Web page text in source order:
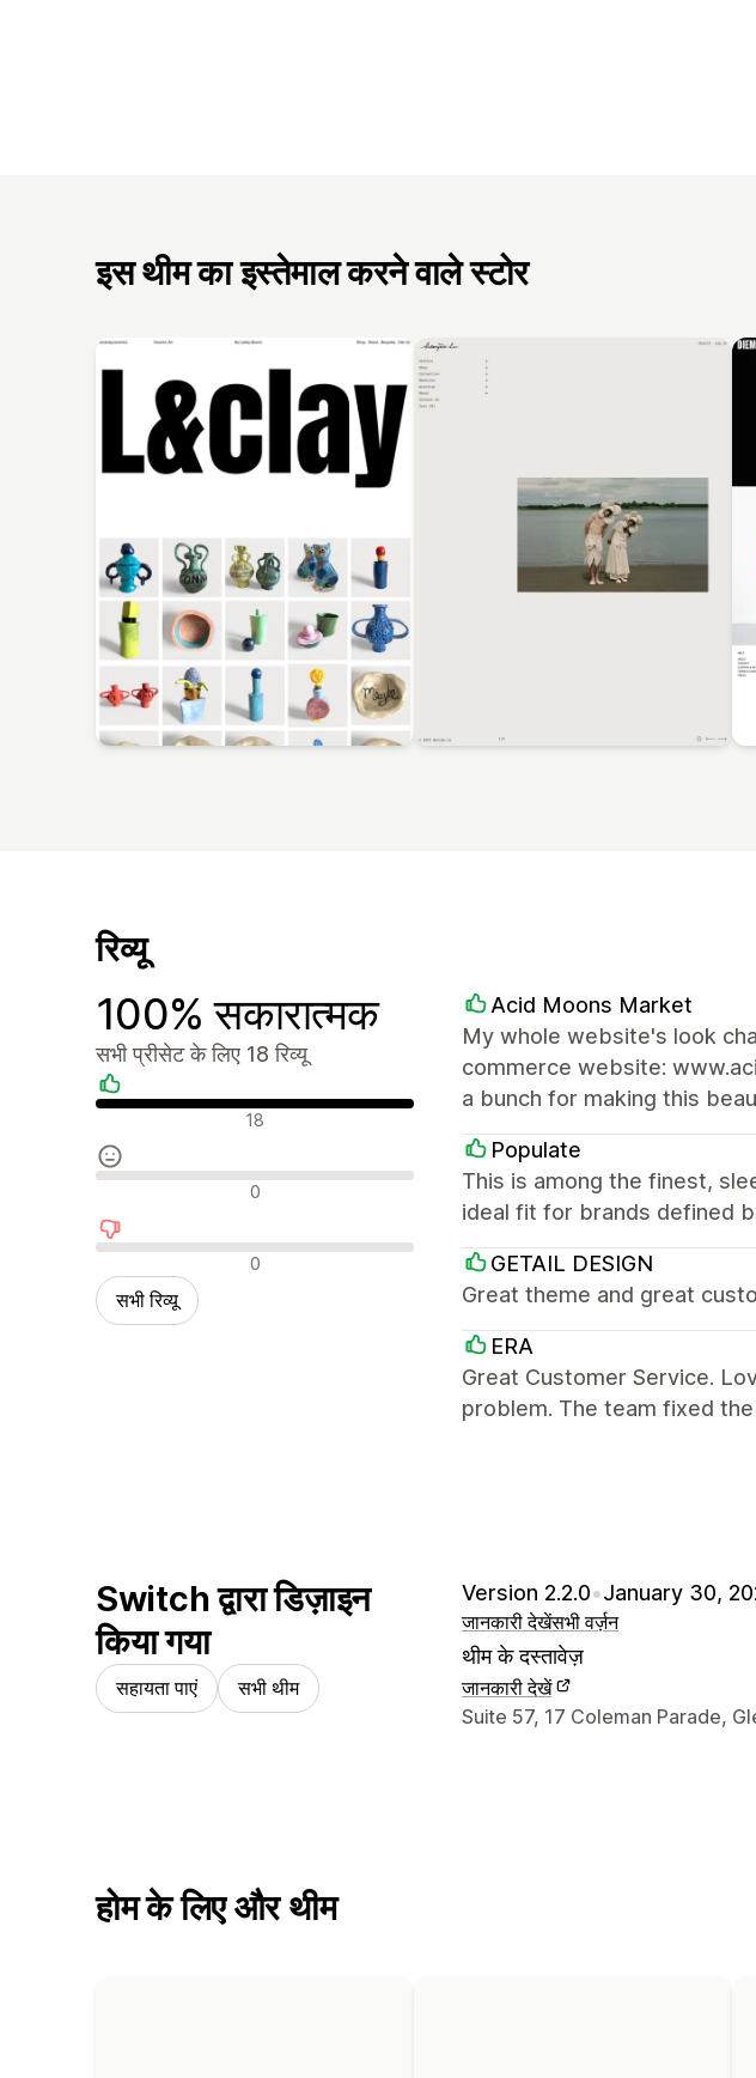
इस थीम का इस्तेमाल करने वाले स्टोर
रिव्यू
100% सकारात्मक
सभी प्रीसेट के लिए 18 रिव्यू
सकारात्मक रिव्यू 18
न्यूट्रल रिव्यू 0
नकारात्मक रिव्यू 0
सभी रिव्यू
Acid Moons Market
My whole website's look
commerce website:
a bunch for making this
Populate
This is among the finest,
ideal fit for brands defined
GETAIL DESIGN
Great theme and great
ERA
Great Customer Service.
problem. The team fixed the
Switch द्वारा डिज़ाइन
किया गया
सहायता पाएं सभी थीम
Version 2.2.0•January 30,
जानकारी देखेंसभी वर्ज़न
थीम के दस्तावेज़
जानकारी देखें
डिज़ाइनर के संपर्क की जानकारी
Suite 57, 17 Coleman Parade,
होम के लिए और थीम